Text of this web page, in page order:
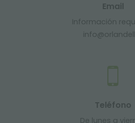
Email
Información
Teléfono
De lunes a